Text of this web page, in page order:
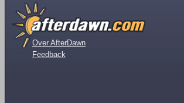
Over AfterDawn
Feedback